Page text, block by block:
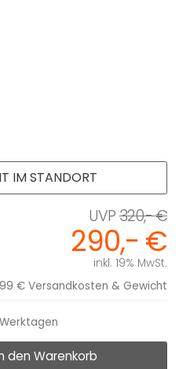
320,- €
290,- €
inkl. 19% MwSt.
€ Versandkosten & Gewicht
den Warenkorb
IM STANDORT